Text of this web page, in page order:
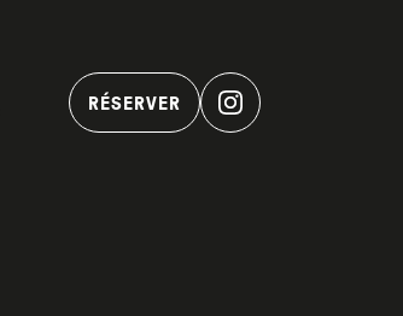
RÉSERVER